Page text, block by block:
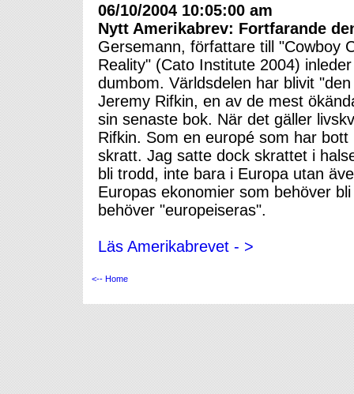
06/10/2004 10:05:00 am
Nytt Amerikabrev: Fortfarande
Gersemann, författare till "Cowboy
Reality" (Cato Institute 2004)
dumbom. Världsdelen har blivit
Jeremy Rifkin, en av de mest
sin senaste bok. När det gäller
Rifkin. Som en europé som har
skratt. Jag satte dock skrattet i
bli trodd, inte bara i Europa utan
Europas ekonomier som behöver
behöver "europeiseras".
Läs Amerikabrevet - >
<-- Home